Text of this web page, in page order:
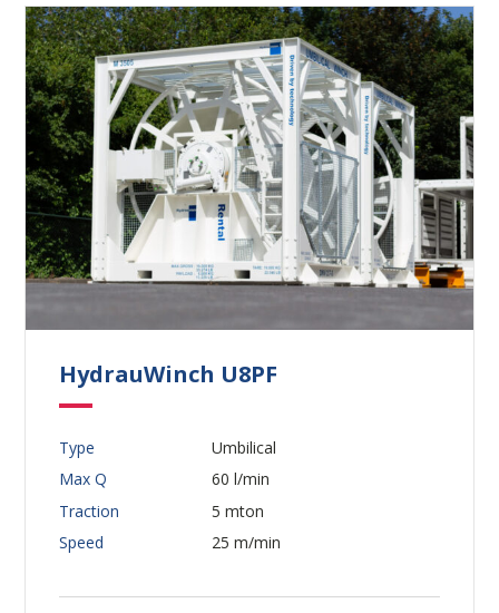
HydrauWinch U8PF
Type
Umbilical
Max Q
60 l/min
Traction
5 mton
Speed
25 m/min